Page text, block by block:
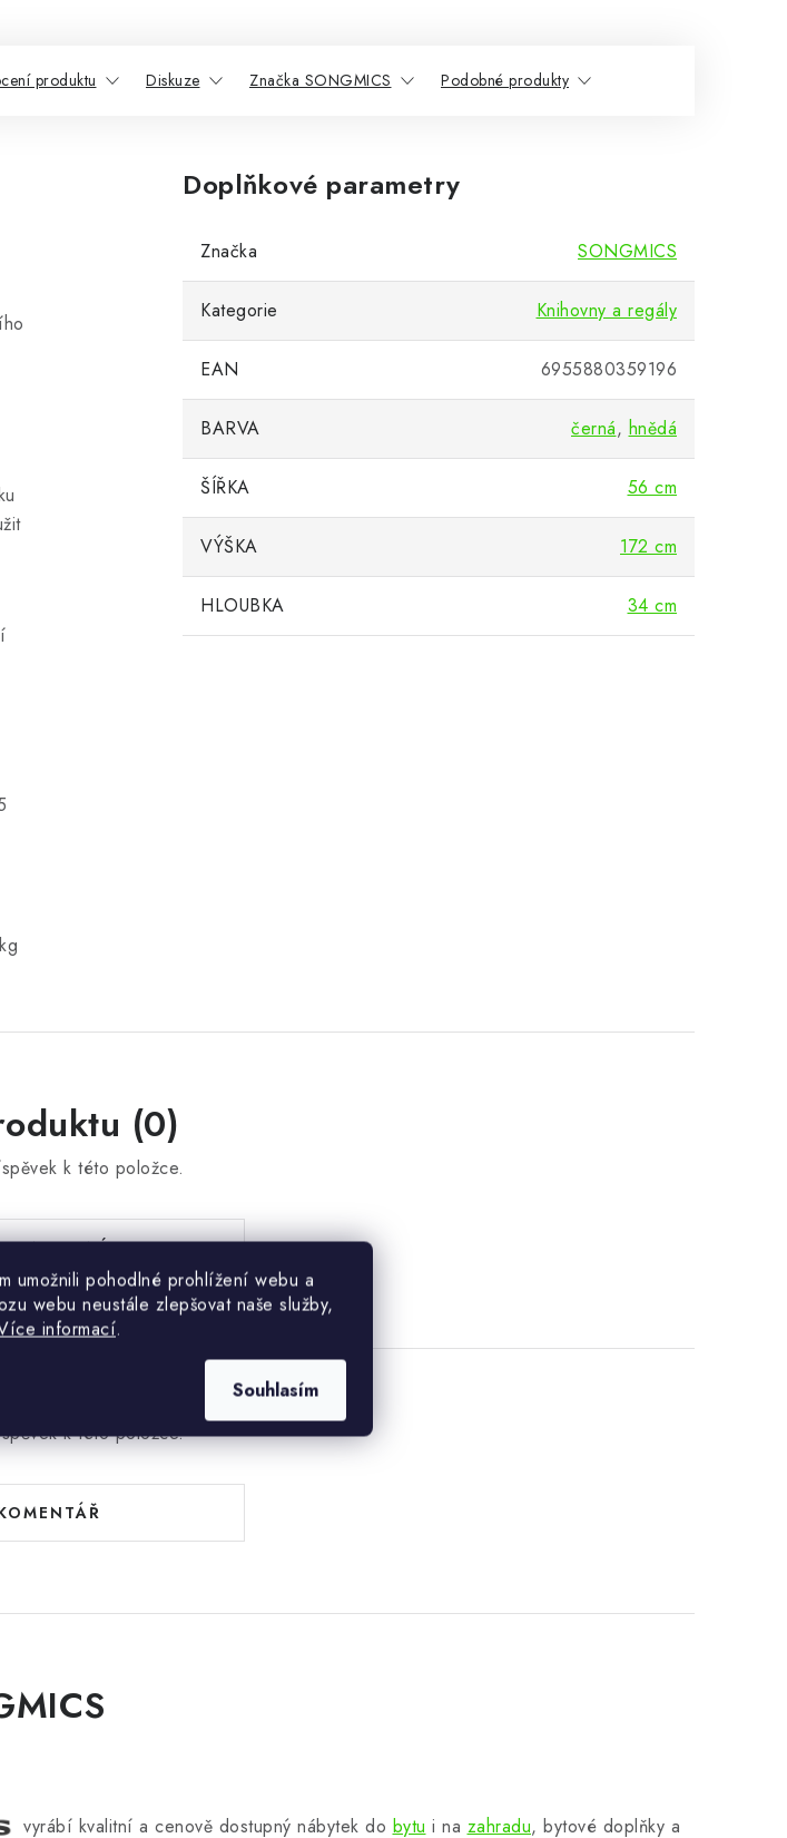
umožnili pohodlné prohlížení webu a
webu neustále zlepšovat naše služby,
informací.
Souhlasím
produktu Diskuze Značka SONGMICS Podobné produkty
Doplňkové parametry
Značka SONGMICS
Kategorie Knihovny a regály
EAN 6955880359196
BARVA černá, hnědá
ŠÍŘKA 56 cm
VÝŠKA 172 cm
HLOUBKA 34 cm
(0)
k této položce.
k této položce.
vyrábí kvalitní a cenově dostupný nábytek do bytu i na zahradu, bytové doplňky a